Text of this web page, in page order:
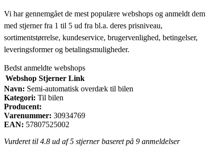
Vi har gennemgået de mest populære webshops og anmeldt dem
med stjerner fra 1 til 5 ud fra bl.a. deres prisniveau,
sortimentstørrelse, kundeservice, brugervenlighed, betingelser,
leveringsformer og betalingsmuligheder.
Bedst anmeldte webshops
Webshop Stjerner Link
Navn: Semi-automatisk overdæk til bilen
Kategori: Til bilen
Producent:
Varenummer: 30934769
EAN: 57807525002
Vurderet til 4.8 ud af 5 stjerner baseret på 9 anmeldelser